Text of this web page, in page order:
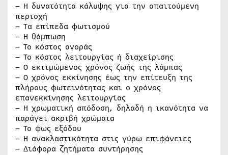
– Η δυνατότητα κάλυψης για την απαιτούμενη
περιοχή
– Τα επίπεδα φωτισμού
– Η θάμπωση
– Το κόστος αγοράς
– Το κόστος λειτουργίας ή διαχείρισης
– Ο εκτιμώμενος χρόνος ζωής της λάμπας
– Ο χρόνος εκκίνησης έως την επίτευξη της
πλήρους φωτεινότητας και ο χρόνος
επανεκκίνησης λειτουργίας
– Η χρωματική απόδοση, δηλαδή η ικανότητα να
παράγει ακριβή χρώματα
– Το φως εξόδου
– Η ανακλαστικότητα στις γύρω επιφάνειες
– Διάφορα ζητήματα συντήρησης